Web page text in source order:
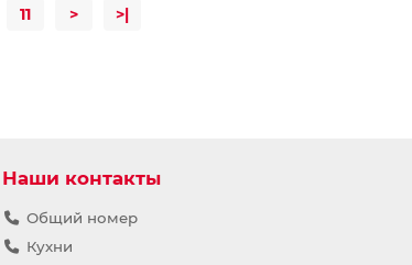
11 > >|
Наши контакты
Общий номер
Кухни